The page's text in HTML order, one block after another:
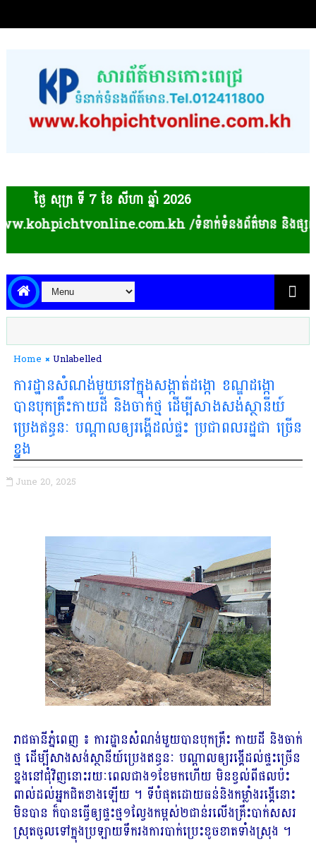
ថ្ងៃ សុក្រ ទី 7​ ខែ សីហា ឆ្នាំ 2026
/ទំនាក់ទំនងព័ត៌មាន និងផ្សព្វផ្សាយពាណិជ្ជកម្
Home Unlabelled
ការដ្ឋានសំណង់មួយនៅក្នុងសង្កាត់ដង្កោ ខណ្ឌដង្កោ
បានបុកគ្រឹះកាយដី និងចាក់ថ្ម ដើម្បី​សាងសង់​ស្ថានីយ៍​
ប្រេងឥន្ធនៈ បណ្ដាល​ឲ្យ​រង្គើ​ដល់​ផ្ទះ​ ប្រជាពលរដ្ឋជា ច្រើន​
ខ្ខ្នង
June 20, 2025
រាជធានីភ្នំពេញ ​៖ ការដ្ឋាន​សំណង់​មួយ​បាន​បុក​គ្រឹះ កាយ​ដី និង​ចាក់​
ថ្ម ដើម្បី​សាងសង់​ស្ថានីយ៍​ប្រេងឥន្ធនៈ បណ្ដាល​ឲ្យ​រង្គើ​ដល់​ផ្ទះ​ច្រើន​
ខ្នង​នៅ​ជុំវិញ​នោះ​រយៈពេល​ជាង​១​ខែ​មក​ហើយ មិន​ខ្វល់​ពី​ផល​ប៉ះ
ពាល់​ដល់​អ្នក​ជិតខាង​ឡើយ ។ ទីបំផុត​ដោយ​ធន់​និង​កម្លាំង​រង្គើ​នោះ​
មិន​បាន ក៏​បាន​ធ្វើ​ឲ្យ​ផ្ទះថ្ម​១​ល្វែង​កម្ពស់​២​ជាន់​រលើង​គ្រឹះ​បាក់​សសរ​
ស្រុត​ចូល​ទៅ​ក្នុង​ប្រឡាយ​ទឹក​រង​ការ​បាក់​ប្រេះ​ខូចខាត​ទាំងស្រុង ។